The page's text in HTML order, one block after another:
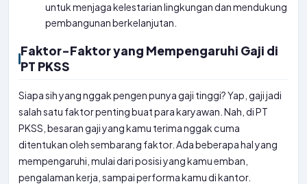
untuk menjaga kelestarian lingkungan dan mendukung
pembangunan berkelanjutan.
Faktor-Faktor yang Mempengaruhi Gaji di
PT PKSS
Siapa sih yang nggak pengen punya gaji tinggi? Yap, gaji jadi
salah satu faktor penting buat para karyawan. Nah, di PT
PKSS, besaran gaji yang kamu terima nggak cuma
ditentukan oleh sembarang faktor. Ada beberapa hal yang
mempengaruhi, mulai dari posisi yang kamu emban,
pengalaman kerja, sampai performa kamu di kantor.